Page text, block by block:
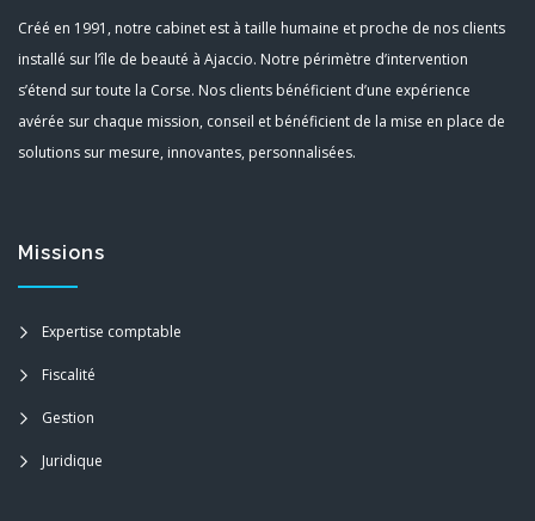
Créé en 1991, notre cabinet est à taille humaine et proche de nos clients
installé sur l’île de beauté à Ajaccio. Notre périmètre d’intervention
s’étend sur toute la Corse. Nos clients bénéficient d’une expérience
avérée sur chaque mission, conseil et bénéficient de la mise en place de
solutions sur mesure, innovantes, personnalisées.
Missions
Expertise comptable
Fiscalité
Gestion
Juridique